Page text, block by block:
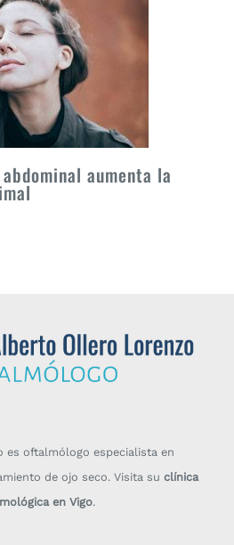
aumenta la
es oftalmólogo especialista en
de ojo seco. Visita su clínica
en Vigo.